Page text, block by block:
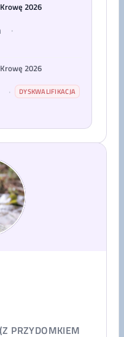
2026
·
2026
· DYSKWALIFIKACJA
PRZYDOMKIEM